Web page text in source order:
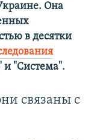
Она
в десятки
и "Система".
связаны с